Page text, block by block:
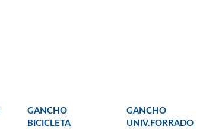
GANCHO
BICICLETA
GANCHO
UNIV.FORRADO